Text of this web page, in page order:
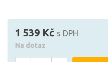
1 539 Kč s DPH
Na dotaz